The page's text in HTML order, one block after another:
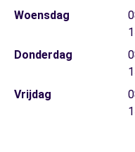
Woensdag
Donderdag
Vrijdag